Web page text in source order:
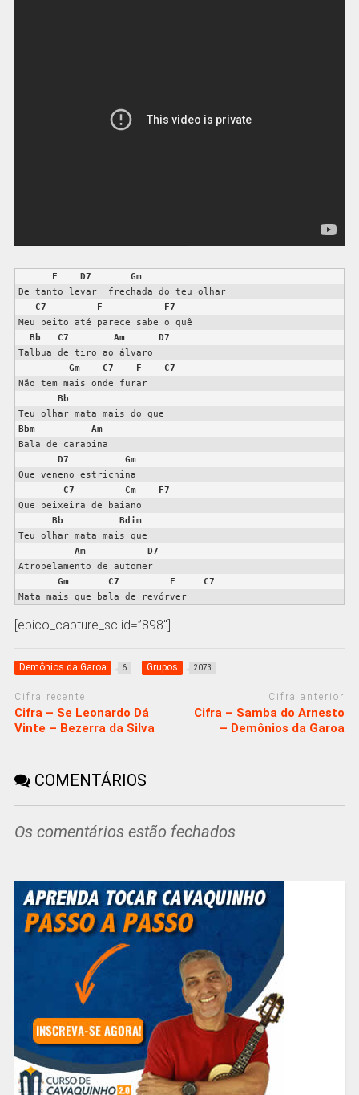
F D7
Gm
De tanto levar  frechada do teu olhar
C7
F
F7
Meu peito até parece sabe o quê
Bb
C7 Am
D7
Talbua de tiro ao álvaro
Gm C7 F C7
Não tem mais onde furar
Bb
Bbm
Am
Bala de carabina
D7
Gm
Que veneno estricnina
C7
Cm
F7
Que peixeira de baiano
Bb
Bdim
Teu olhar mata mais que
Am
D7
Atropelamento de automer
Gm
C7 F
C7
Mata mais que bala de revórver
[epico_capture_sc id=”898″]
Demônios da Garoa 6 Grupos 2073
Cifra recente
Cifra – Se Leonardo Dá
Vinte – Bezerra da Silva
Cifra anterior
Cifra – Samba do Arnesto
– Demônios da Garoa
COMENTÁRIOS
Os comentários estão fechados